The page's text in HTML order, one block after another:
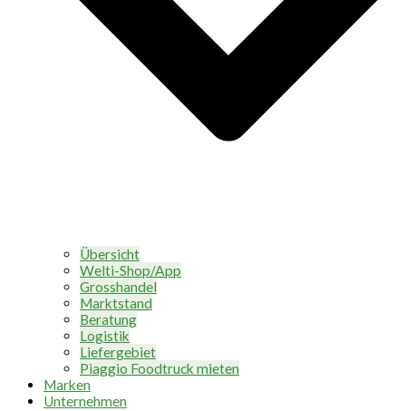
Übersicht
Welti-Shop/App
Grosshandel
Marktstand
Beratung
Logistik
Liefergebiet
Piaggio Foodtruck mieten
Marken
Unternehmen